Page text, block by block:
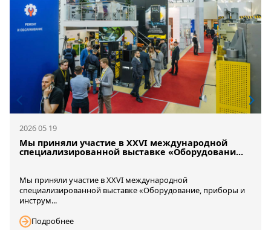
2026 05 19
Мы приняли участие в XXVI международной
специализированной выставке «Оборудовани...
Мы приняли участие в XXVI международной
специализированной выставке «Оборудование, приборы и
инструм...
Подробнее